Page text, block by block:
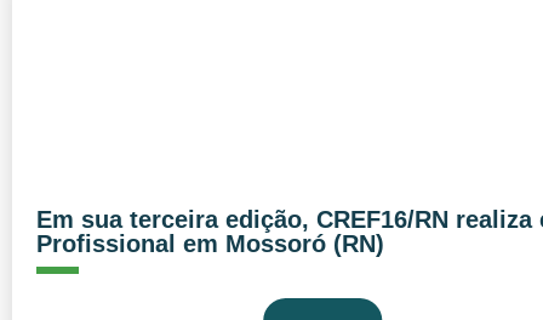
Em sua terceira edição, CREF16/RN
Profissional em Mossoró (RN)